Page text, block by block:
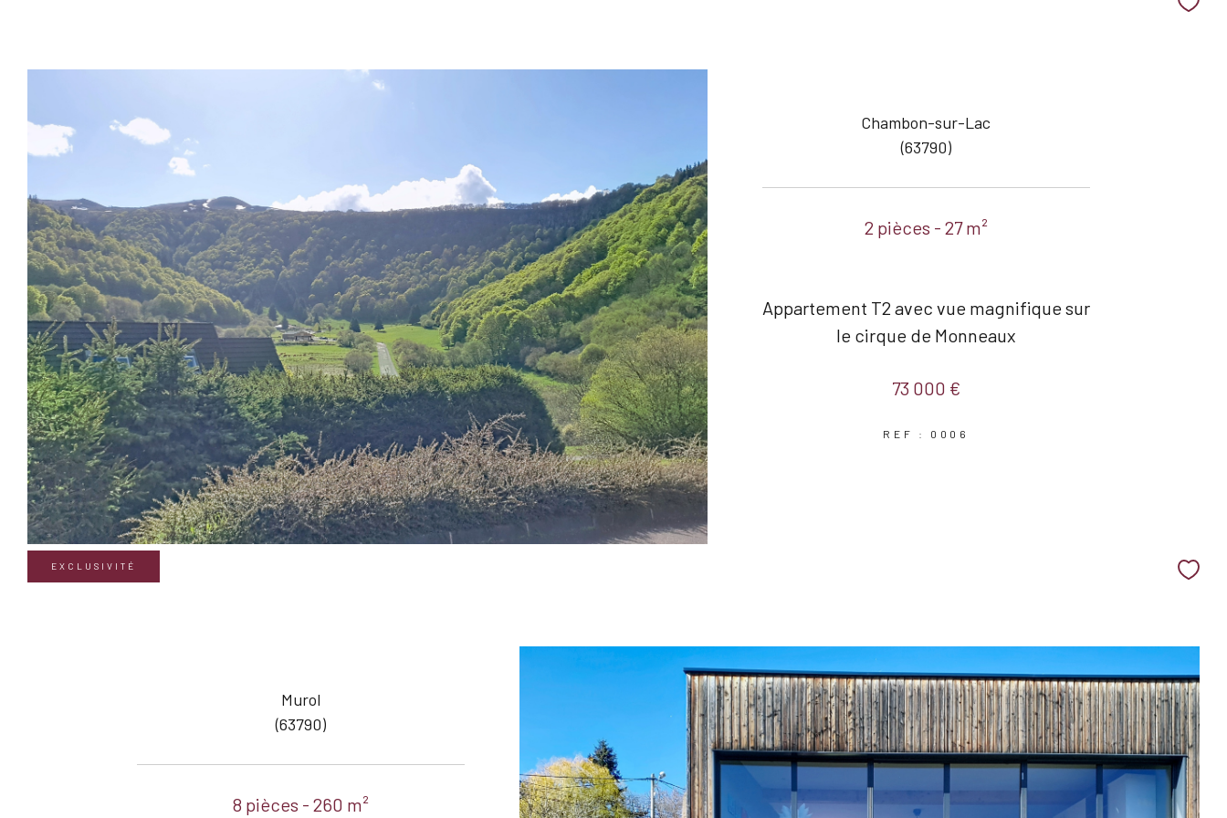
Chambon-sur-Lac
(63790)
2 pièces - 27 m²
Appartement T2 avec vue magnifique sur
le cirque de Monneaux
73 000 €
REF : 0006
EXCLUSIVITÉ
Murol
(63790)
8 pièces - 260 m²